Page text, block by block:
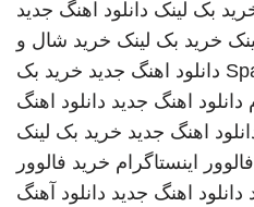
بک لینک دانلود اهنگ جدید
خرید بک لینک خرید شال و
دانلود اهنگ جدید خرید بک
دانلود اهنگ جدید دانلود اهنگ
اهنگ جدید خرید بک لینک
اینستاگرام خرید فالوور
دانلود اهنگ جدید دانلود آهنگ